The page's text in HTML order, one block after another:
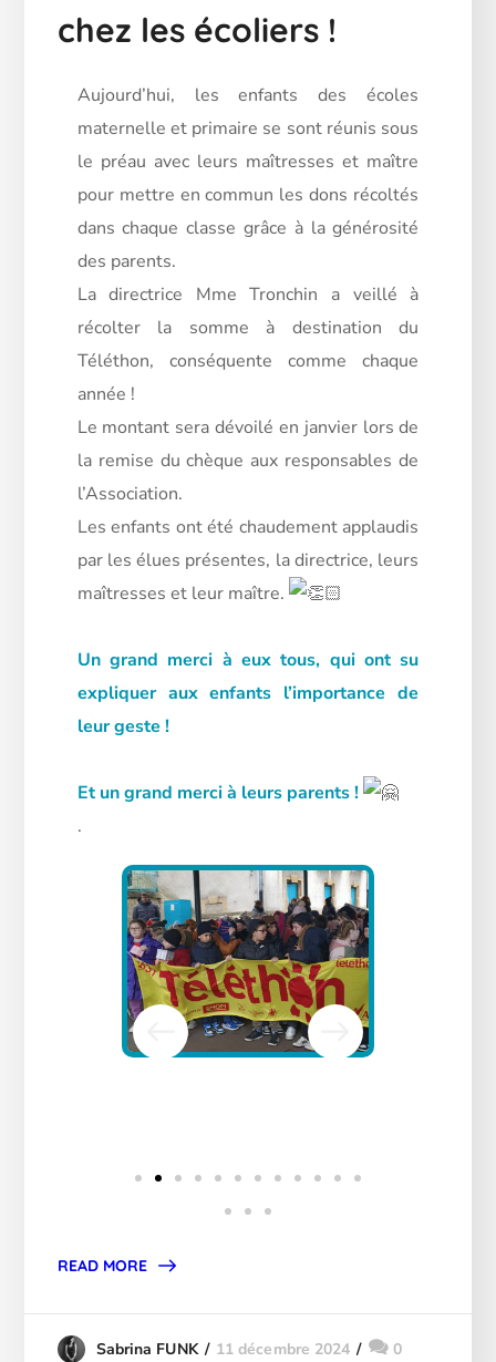
chez les écoliers !
Aujourd’hui, les enfants des écoles
maternelle et primaire se sont réunis sous
le préau avec leurs maîtresses et maître
pour mettre en commun les dons récoltés
dans chaque classe grâce à la générosité
des parents.
La directrice Mme Tronchin a veillé à
récolter la somme à destination du
Téléthon, conséquente comme chaque
année !
Le montant sera dévoilé en janvier lors de
la remise du chèque aux responsables de
l’Association.
Les enfants ont été chaudement applaudis
par les élues présentes, la directrice, leurs
maîtresses et leur maître.
Un grand merci à eux tous, qui ont su
expliquer aux enfants l’importance de
leur geste !
Et un grand merci à leurs parents !
.
READ MORE
Sabrina FUNK 11 décembre 2024 0